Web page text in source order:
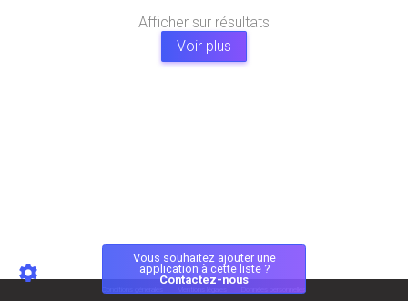
Vous souhaitez ajouter une
application à cette liste ?
Contactez-nous
Afficher sur résultats
Voir plus
Conditions générales Données personnelles